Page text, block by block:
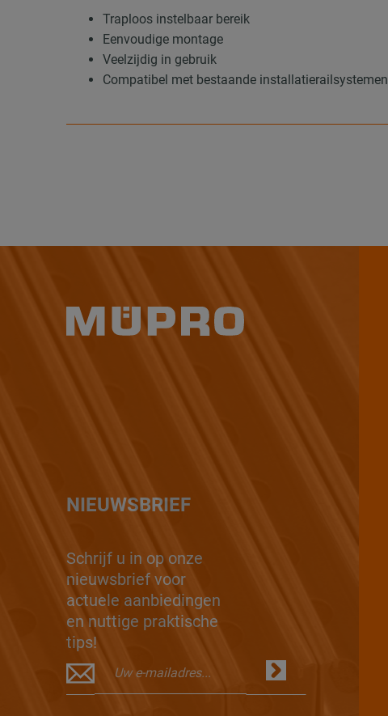
Traploos instelbaar bereik
Eenvoudige montage
Veelzijdig in gebruik
Compatibel met bestaande installatierailsystemen
NIEUWSBRIEF
Schrijf u in op onze
nieuwsbrief voor
actuele aanbiedingen
en nuttige praktische
tips!